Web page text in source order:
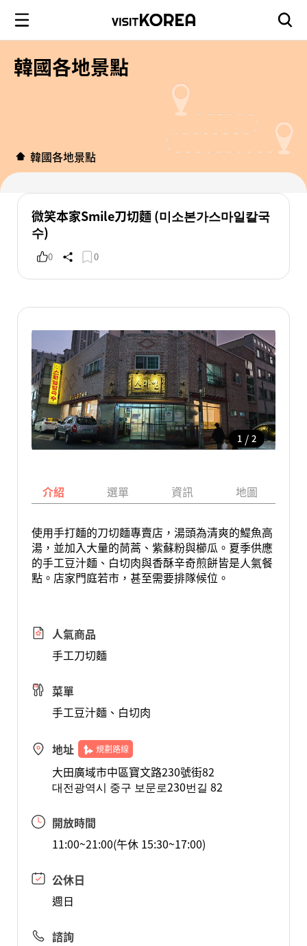
韓國各地景點
韓國各地景點
微笑本家Smile刀切麵 (미소본가스마일칼국
수)
0 0
1 / 2
介紹 選單 資訊 地圖
使用手打麵的刀切麵專賣店，湯頭為清爽的鯷魚高
湯，並加入大量的茼蒿、紫蘇粉與櫛瓜。夏季供應
的手工豆汁麵、白切肉與香酥辛奇煎餅皆是人氣餐
點。店家門庭若市，甚至需要排隊候位。
人氣商品
手工刀切麵
菜單
手工豆汁麵、白切肉
地址 規劃路線
大田廣域市中區寶文路230號街82
대전광역시 중구 보문로230번길 82
開放時間
11:00~21:00(午休 15:30~17:00)
公休日
週日
諮詢